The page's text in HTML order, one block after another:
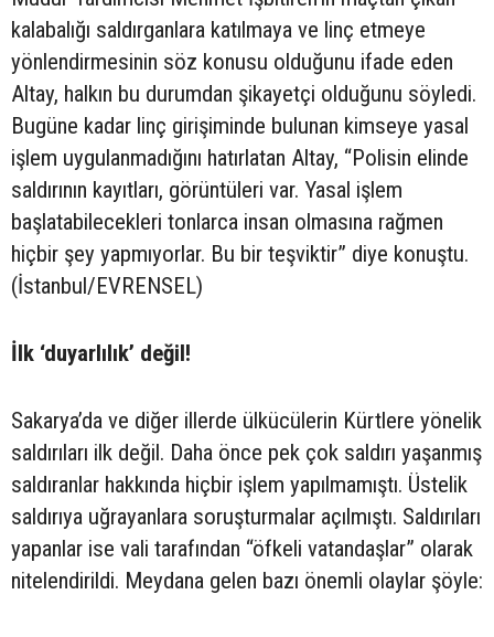
kalabalığı saldırganlara katılmaya ve linç etmeye
yönlendirmesinin söz konusu olduğunu ifade eden
Altay, halkın bu durumdan şikayetçi olduğunu söyledi.
Bugüne kadar linç girişiminde bulunan kimseye yasal
işlem uygulanmadığını hatırlatan Altay, “Polisin elinde
saldırının kayıtları, görüntüleri var. Yasal işlem
başlatabilecekleri tonlarca insan olmasına rağmen
hiçbir şey yapmıyorlar. Bu bir teşviktir” diye konuştu.
(İstanbul/EVRENSEL)
İlk ‘duyarlılık’ değil!
Sakarya’da ve diğer illerde ülkücülerin Kürtlere yönelik
saldırıları ilk değil. Daha önce pek çok saldırı yaşanmış
saldıranlar hakkında hiçbir işlem yapılmamıştı. Üstelik
saldırıya uğrayanlara soruşturmalar açılmıştı. Saldırıları
yapanlar ise vali tarafından “öfkeli vatandaşlar” olarak
nitelendirildi. Meydana gelen bazı önemli olaylar şöyle: